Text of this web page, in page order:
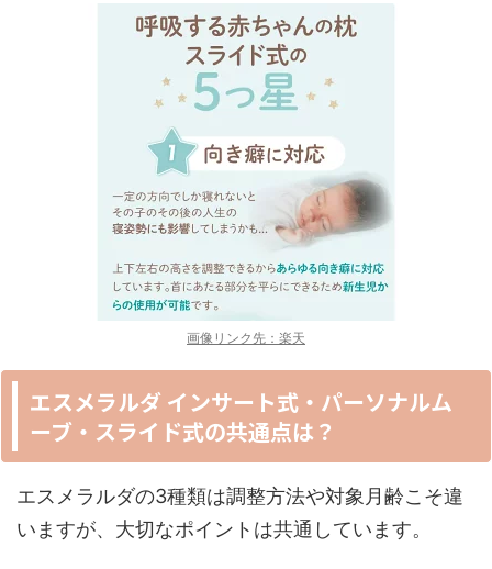
画像リンク先：楽天
エスメラルダ インサート式・パーソナルム
ーブ・スライド式の共通点は？
エスメラルダの3種類は調整方法や対象月齢こそ違
いますが、大切なポイントは共通しています。